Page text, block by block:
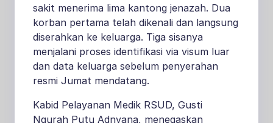
sakit menerima lima kantong jenazah. Dua
korban pertama telah dikenali dan langsung
diserahkan ke keluarga. Tiga sisanya
menjalani proses identifikasi via visum luar
dan data keluarga sebelum penyerahan
resmi Jumat mendatang.
Kabid Pelayanan Medik RSUD, Gusti
Ngurah Putu Adnyana, menegaskan